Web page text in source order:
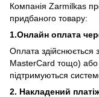
Компанія Zarmilkas
придбаного товару:
1.Онлайн оплата
Оплата здійснюється
MasterCard тощо) або
підтримуються
2. Накладений